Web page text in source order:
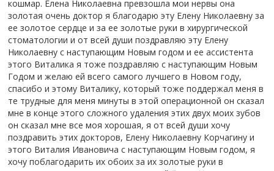
кошмар. Елена Николаевна превзошла мои нервы она
золотая очень доктор я благодарю эту Елену Николаевну за
ее золотое сердце и за ее золотые руки в хирургической
стоматологии и от всей души поздравляю эту Елену
Николаевну с наступающим Новым годом и ее ассистента
этого Виталика я тоже поздравляю с наступающим Новым
Годом и желаю ей всего самого лучшего в Новом году,
спасибо и этому Виталику, который тоже поддержал меня в
те трудные для меня минуты в этой операционной он сказал
мне в конце этого сложного удаления этих двух моих зубов
он сказал мне все моя хорошая, я от всей души хочу
поздравить этих докторов, Елену Николаевну Корчагину и
этого Виталия Ивановича с наступающим Новым годом, я
хочу поблагодарить их обоих за их золотые руки в